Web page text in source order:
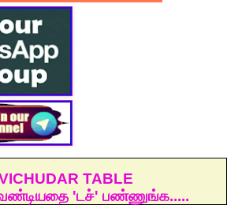
TABLE
'டச்' பண்ணுங்க.....